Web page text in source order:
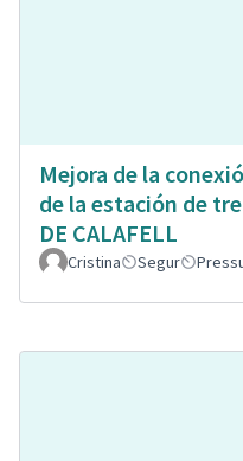
Mejora de la
de la estación de
DE CALAFELL
Cristina Segur